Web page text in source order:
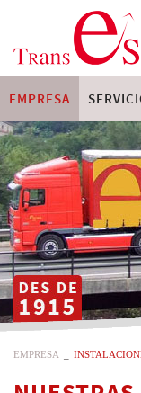
EMPRESA
EMPRESA